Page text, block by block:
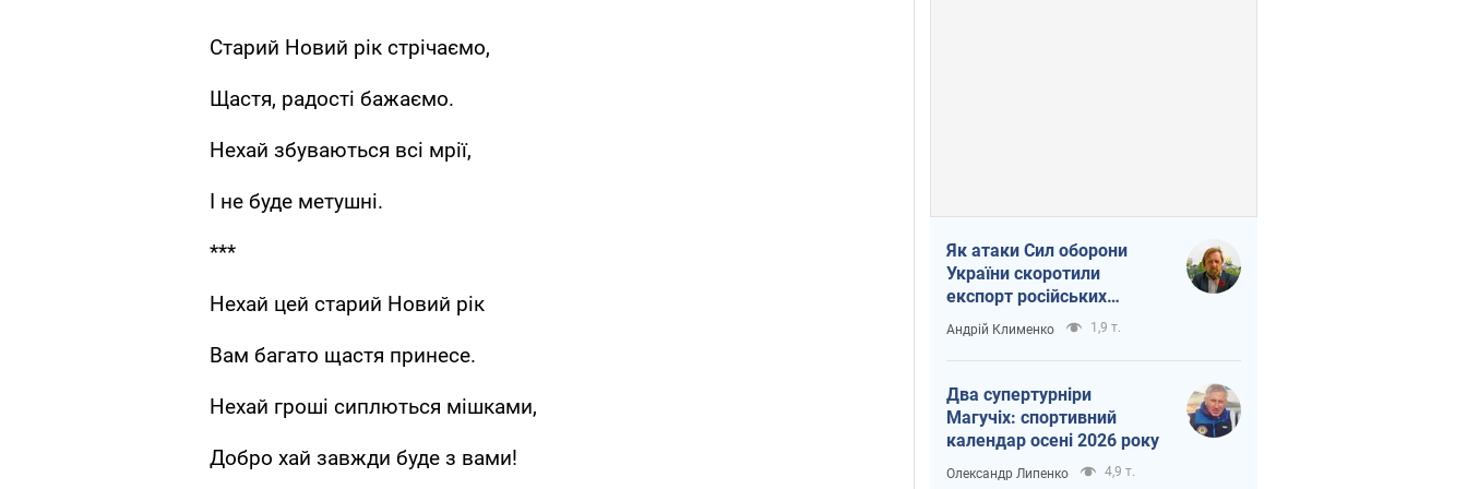
Старий Новий рік стрічаємо,
Щастя, радості бажаємо.
Нехай збуваються всі мрії,
І не буде метушні.
***
Нехай цей старий Новий рік
Вам багато щастя принесе.
Нехай гроші сиплються мішками,
Добро хай завжди буде з вами!
Як атаки Сил оборони
України скоротили
експорт російських
нафтопродуктів
Андрій Клименко 1,9 т.
Два супертурніри
Магучіх: спортивний
календар осені 2026 року
Олександр Липенко 4,9 т.